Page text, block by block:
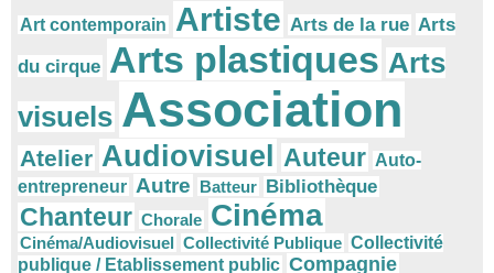
Art contemporain Artiste Arts de la rue Arts
du cirque Arts plastiques Arts
visuels Association
Atelier Audiovisuel Auteur Auto-
entrepreneur Autre Batteur Bibliothèque
Chanteur Chorale Cinéma
Cinéma/Audiovisuel Collectivité Publique Collectivité
publique / Etablissement public Compagnie